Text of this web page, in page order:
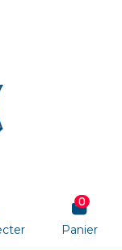
0
Panier